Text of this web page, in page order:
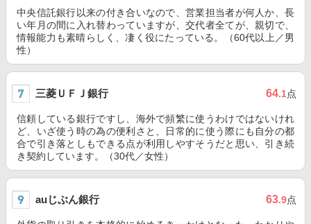
中央信託銀行以来の付き合いなので、営業担当者が何人か、長
い年月の間に入れ替わっていますが、交代者全てが、親切で、
情報能力も素晴らしく、凄く役にたっている。（60代以上／男
性）
三菱ＵＦＪ銀行 64.1点
信頼している銀行ですし、海外で頻繁に使うわけではないけれ
ど、いざ使う時の為の便利さと、日常的に使う際にも自分の都
合で引き落としもできる点が利用しやすそうだと思い、引き続
き契約しています。（30代／女性）
auじぶん銀行 63.9点